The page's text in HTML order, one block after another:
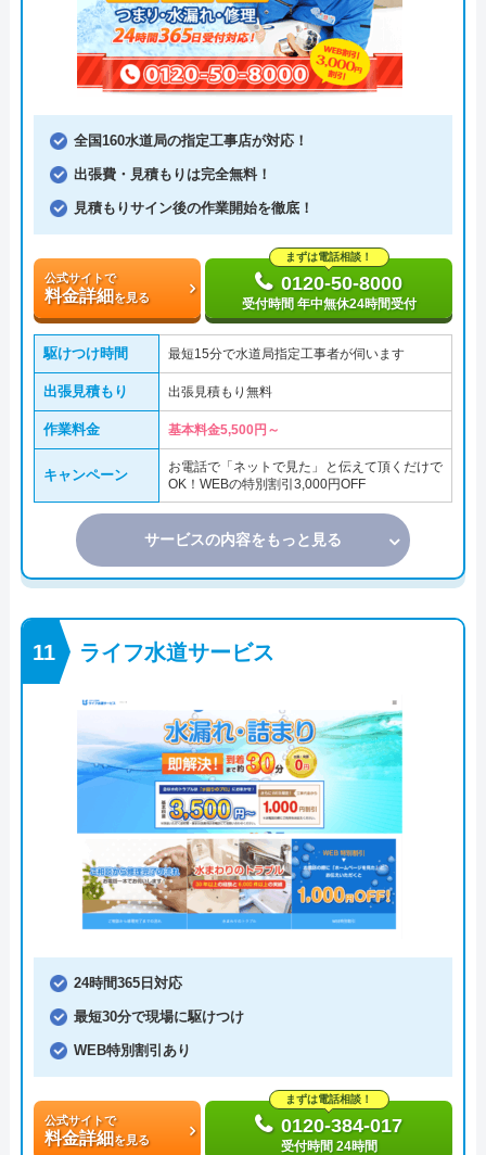
全国160水道局の指定工事店が対応！
出張費・見積もりは完全無料！
見積もりサイン後の作業開始を徹底！
公式サイトで
料金詳細を見る
まずは電話相談！
0120-50-8000
受付時間 年中無休24時間受付
駆けつけ時間 最短15分で水道局指定工事者が伺います
出張見積もり 出張見積もり無料
作業料金 基本料金5,500円～
キャンペーン
お電話で「ネットで見た」と伝えて頂くだけで
OK！WEBの特別割引3,000円OFF
サービスの内容をもっと見る
ライフ水道サービス
24時間365日対応
最短30分で現場に駆けつけ
WEB特別割引あり
公式サイトで
料金詳細を見る
まずは電話相談！
0120-384-017
受付時間 24時間